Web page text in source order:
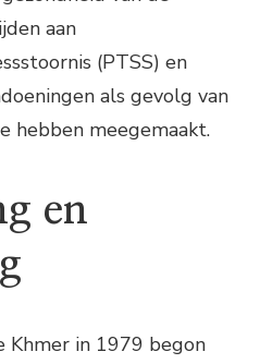
aan
(PTSS) en
als gevolg van
hebben meegemaakt.
en
Khmer in 1979 begon